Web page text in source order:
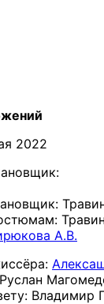
2022
А.В.
Владимир